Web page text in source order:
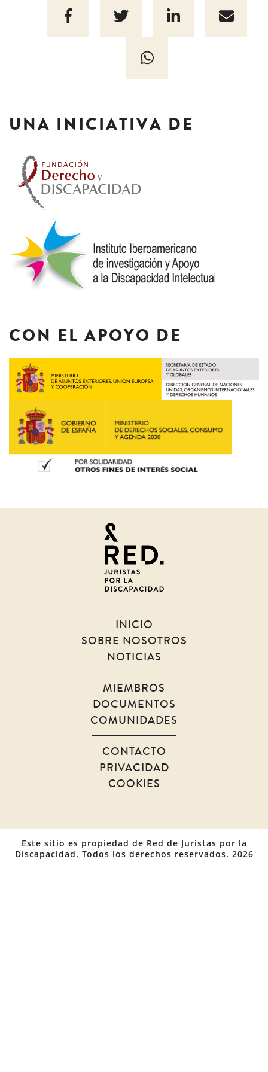
UNA INICIATIVA DE
CON EL APOYO DE
discapacidad
INICIO
SOBRE NOSOTROS
NOTICIAS
MIEMBROS
DOCUMENTOS
COMUNIDADES
CONTACTO
PRIVACIDAD
COOKIES
Este sitio es propiedad de Red de Juristas por la
Discapacidad. Todos los derechos reservados. 2026